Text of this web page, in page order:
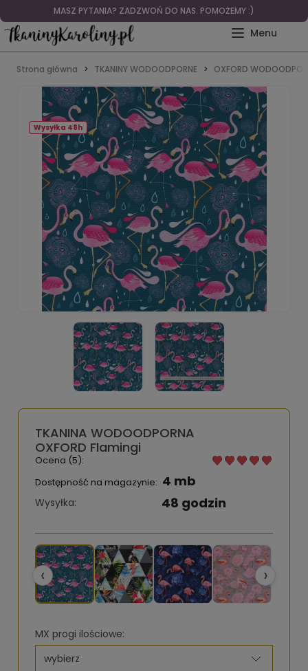
MASZ PYTANIA? ZADZWOŃ DO NAS. POMOŻEMY :)
Strona główna TKANINY WODOODPORNE OXFORD
Wysyłka 48h
TKANINA WODOODPORNA
OXFORD Flamingi
Ocena (5):
Dostępność na magazynie: 4 mb
Wysyłka: 48 godzin
‹ ›
MX progi ilościowe: